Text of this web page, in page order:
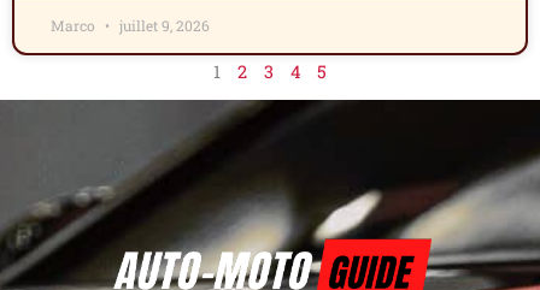
Marco juillet 9, 2026
1 2 3 4 5